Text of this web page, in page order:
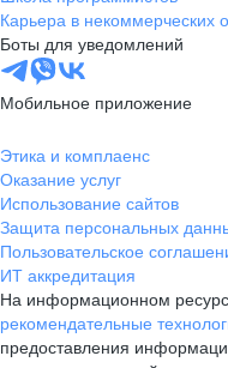
Карьера в некоммерческих
Боты для уведомлений
Мобильное приложение
Этика и комплаенс
Оказание услуг
Использование сайтов
Защита персональных
Пользовательское
ИТ аккредитация
На информационном
рекомендательные
предоставления